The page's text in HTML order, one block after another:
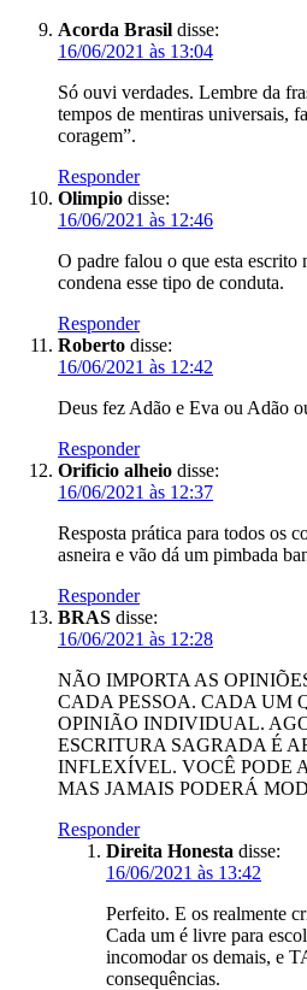
Acorda Brasil disse:
16/06/2021 às 13:04
Só ouvi verdades. Lembre da
tempos de mentiras universais,
coragem”.
Responder
Olimpio disse:
16/06/2021 às 12:46
O padre falou o que esta escrito
condena esse tipo de conduta.
Responder
Roberto disse:
16/06/2021 às 12:42
Deus fez Adão e Eva ou Adão
Responder
Orificio alheio disse:
16/06/2021 às 12:37
Resposta prática para todos os
asneira e vão dá um pimbada
Responder
BRAS disse:
16/06/2021 às 12:28
NÃO IMPORTA AS
CADA PESSOA. CADA UM
OPINIÃO INDIVIDUAL.
ESCRITURA SAGRADA É
INFLEXÍVEL. VOCÊ PODE
MAS JAMAIS PODERÁ
Responder
Direita Honesta disse:
16/06/2021 às 13:42
Perfeito. E os realmente
Cada um é livre para
incomodar os demais, e
consequências.